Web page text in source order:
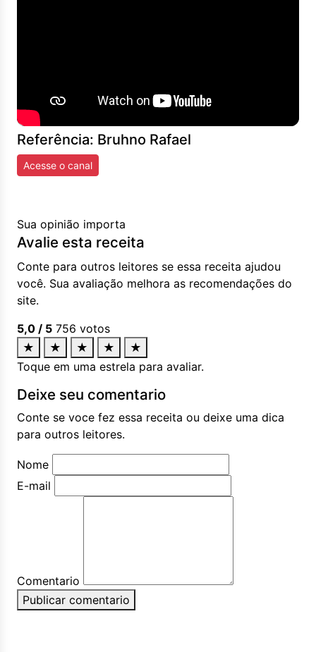
Referência: Bruhno Rafael
Acesse o canal
Sua opinião importa
Avalie esta receita
Conte para outros leitores se essa receita ajudou
você. Sua avaliação melhora as recomendações do
site.
5,0 / 5 756 votos
★
★ ★ ★
★
Toque em uma estrela para avaliar.
Deixe seu comentario
Conte se voce fez essa receita ou deixe uma dica
para outros leitores.
Nome
E-mail
Comentario
Publicar comentario